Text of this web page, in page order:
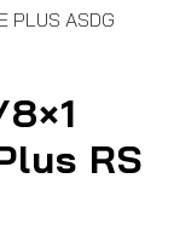
PLUS ASDG
RS